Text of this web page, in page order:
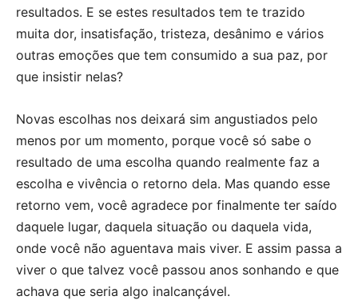
resultados. E se estes resultados tem te trazido
muita dor, insatisfação, tristeza, desânimo e vários
outras emoções que tem consumido a sua paz, por
que insistir nelas?
Novas escolhas nos deixará sim angustiados pelo
menos por um momento, porque você só sabe o
resultado de uma escolha quando realmente faz a
escolha e vivência o retorno dela. Mas quando esse
retorno vem, você agradece por finalmente ter saído
daquele lugar, daquela situação ou daquela vida,
onde você não aguentava mais viver. E assim passa a
viver o que talvez você passou anos sonhando e que
achava que seria algo inalcançável.